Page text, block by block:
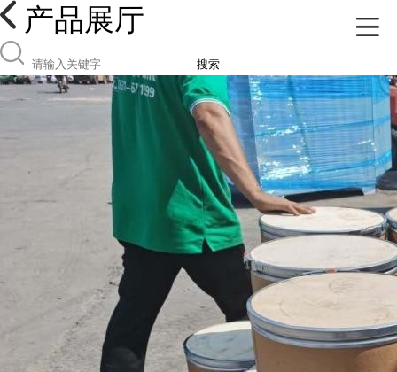
产品展厅
搜索